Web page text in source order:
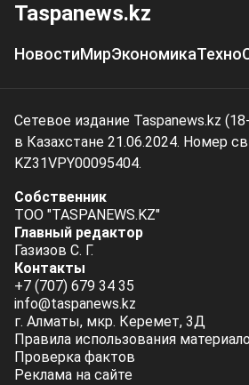
Taspanews.kz
НовостиМирЭкономикаТехно
Сетевое издание Taspanews.kz
в Казахстане 21.06.2024. Номер
KZ31VPY00095404.
Собственник
ТОО "TASPANEWS.KZ"
Главный редактор
Газизов С. Г.
Контакты
+7 (707) 679 34 35
info@taspanews.kz
г. Алматы, мкр. Керемет, 3Д
Правила использования
Проверка фактов
Реклама на сайте